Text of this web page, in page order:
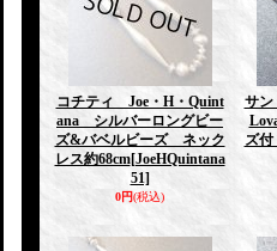
コチティ Joe・H・Quint
ana シルバーロングビー
ズ&バベルビーズ ネック
レス約68cm[JoeHQuintana
51]
0円(税込)
サ
ズ